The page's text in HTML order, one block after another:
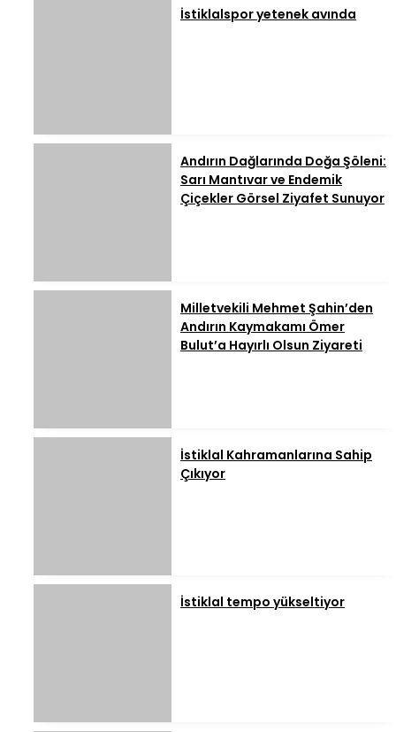
İstiklalspor yetenek avında
Andırın Dağlarında Doğa Şöleni:
Sarı Mantıvar ve Endemik
Çiçekler Görsel Ziyafet Sunuyor
Milletvekili Mehmet Şahin’den
Andırın Kaymakamı Ömer
Bulut’a Hayırlı Olsun Ziyareti
İstiklal Kahramanlarına Sahip
Çıkıyor
İstiklal tempo yükseltiyor